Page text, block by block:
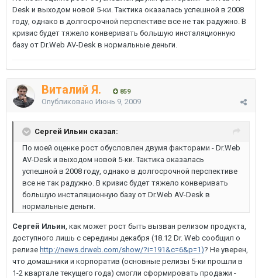
Desk и выходом новой 5-ки. Тактика оказалась успешной в 2008
году, однако в долгосрочной перспективе все не так радужно. В
кризис будет тяжело конверивать большую инсталяционную
базу от Dr.Web AV-Desk в нормальные деньги.
Виталий Я. 859
Опубликовано Июнь 9, 2009
Сергей Ильин сказал:
По моей оценке рост обусловлен двумя факторами - Dr.Web
AV-Desk и выходом новой 5-ки. Тактика оказалась
успешной в 2008 году, однако в долгосрочной перспективе
все не так радужно. В кризис будет тяжело конверивать
большую инсталяционную базу от Dr.Web AV-Desk в
нормальные деньги.
Сергей Ильин, как может рост быть вызван релизом продукта,
доступного лишь с середины декабря (18.12 Dr. Web сообщил о
релизе http://news.drweb.com/show/?i=191&c=6&p=1)? Не уверен,
что домашники и корпоратив (основные релизы 5-ки прошли в
1-2 квартале текущего года) смогли сформировать продажи -